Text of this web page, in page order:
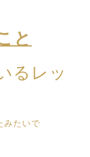
と
るレッ
みたいで